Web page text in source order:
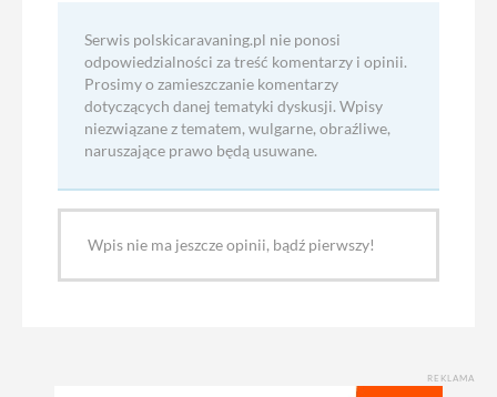
Serwis polskicaravaning.pl nie ponosi
odpowiedzialności za treść komentarzy i opinii.
Prosimy o zamieszczanie komentarzy
dotyczących danej tematyki dyskusji. Wpisy
niezwiązane z tematem, wulgarne, obraźliwe,
naruszające prawo będą usuwane.
Wpis nie ma jeszcze opinii, bądź pierwszy!
REKLAMA